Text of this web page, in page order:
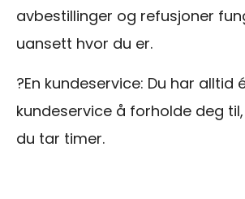
avbestillinger og refusjoner
uansett hvor du er.
?En kundeservice: Du har alltid
kundeservice å forholde deg
du tar timer.